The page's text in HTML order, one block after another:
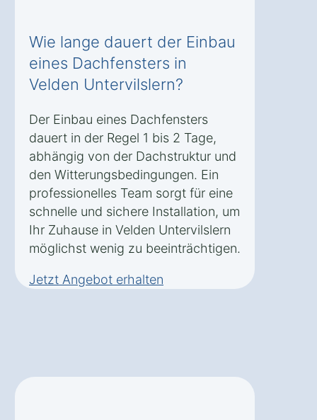
Wie lange dauert der Einbau
eines Dachfensters in
Velden Untervilslern?
Der Einbau eines Dachfensters
dauert in der Regel 1 bis 2 Tage,
abhängig von der Dachstruktur und
den Witterungsbedingungen. Ein
professionelles Team sorgt für eine
schnelle und sichere Installation, um
Ihr Zuhause in Velden Untervilslern
möglichst wenig zu beeinträchtigen.
Jetzt Angebot erhalten